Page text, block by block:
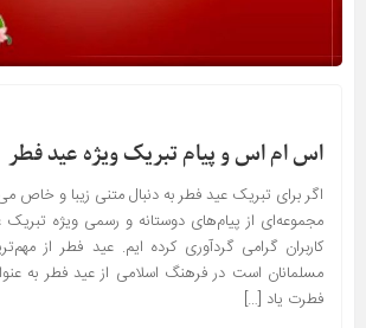
اس ام اس و پیام تبریک ویژه عید فطر
اگر برای تبریک عید فطر به دنبال متنی زیبا و خاص
مجموعه‌ای از پیام‌های دوستانه و رسمی ویژه تبریک
کاربران گرامی گردآوری کرده ایم. عید فطر از
مسلمانان است در فرهنگ اسلامی از عید فطر به
فطرت یاد […]